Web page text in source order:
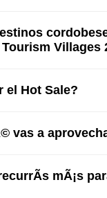
Villages
el Hot Sale?
vas a
mÃ¡s